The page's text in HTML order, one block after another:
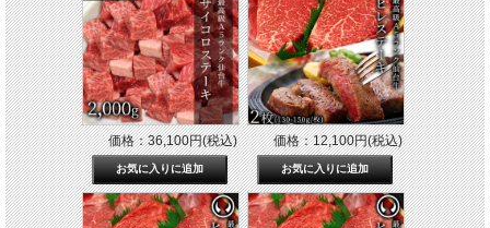
価格：36,100円(税込) 価格：12,100円(税込)